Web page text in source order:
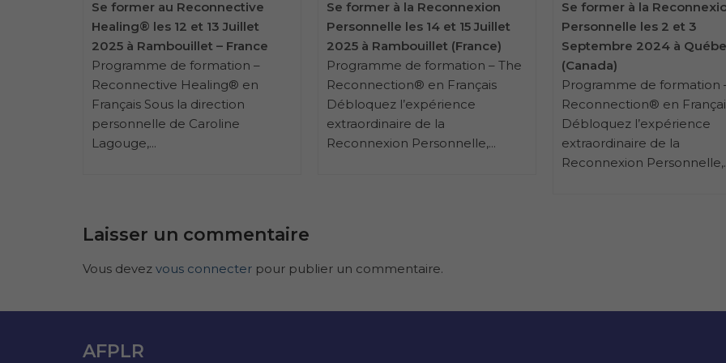
Se former au Reconnective
Healing® les 12 et 13 Juillet
2025 à Rambouillet – France
Programme de formation –
Reconnective Healing® en
Français Sous la direction
personnelle de Caroline
Lagouge,...
Se former à la Reconnexion
Personnelle les 14 et 15 Juillet
2025 à Rambouillet (France)
Programme de formation – The
Reconnection® en Français
Débloquez l’expérience
extraordinaire de la
Reconnexion Personnelle,...
Se former à la
Personnelle les 2 et 3
Septembre 2024 à
(Canada)
Programme de formation
Reconnection® en
Débloquez l’expérience
extraordinaire de la
Reconnexion
Laisser un commentaire
Vous devez vous connecter pour publier un commentaire.
AFPLR